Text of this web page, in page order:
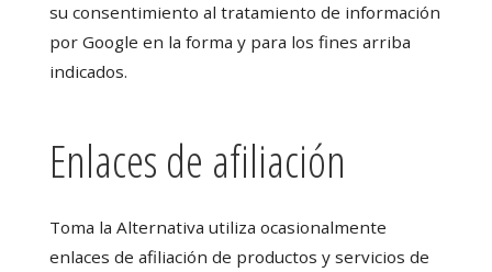
su consentimiento al tratamiento de información
por Google en la forma y para los fines arriba
indicados.
Enlaces de afiliación
Toma la Alternativa utiliza ocasionalmente
enlaces de afiliación de productos y servicios de